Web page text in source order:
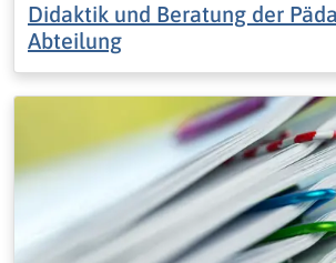
Didaktik und Beratung der
Abteilung